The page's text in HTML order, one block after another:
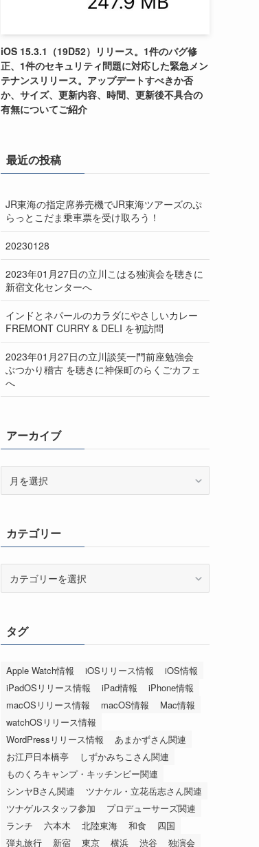
iOS 15.3.1（19D52）リリース。1件のバグ修
正、1件のセキュリティ問題に対応した緊急メン
テナンスリリース。アップデートすべきか否
か、サイズ、更新内容、時間、更新後不具合の
有無についてご紹介
最近の投稿
JR東海の指定席券売機でJR東海ツアーズのぷ
らっとこだま乗車票を受け取ろう！
20230128
2023年01月27日の立川こはる独演会を聴きに
新宿文化センターへ
インドとネパールのカラダにやさしいカレー
FREMONT CURRY & DELI を初訪問
2023年01月27日の立川談笑一門前座勉強会
ぶつかり稽古 を聴きに神保町のらくごカフェ
へ
アーカイブ
ブカテゴリー
ータグ
Apple Watch情報 iOSリリース情報
iOS情報
iPadOSリリース情報
iPad情報
iPhone情報
macOSリリース情報
macOS情報
Mac情報
watchOSリリース情報
WordPressリリース情報
あまかずさん関連
お江戸日本橋亭
しずかみちこさん関連
ものくろキャンプ・キッチンビー関連
シンヤBさん関連
ツナケル・立花岳志さん関連
ツナゲルスタッフ参加
プロデューサーズ関連
ランチ
六本木 北陸東海 和食
四国
弾丸旅行
新宿 東京 横浜 渋谷 独演会